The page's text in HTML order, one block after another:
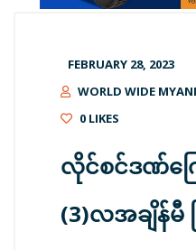
FEBRUARY 28, 2023
WORLD WIDE
0 LIKES
လိုင်စင်ဒဏ်ကြ
(3)လအချိန်မီ